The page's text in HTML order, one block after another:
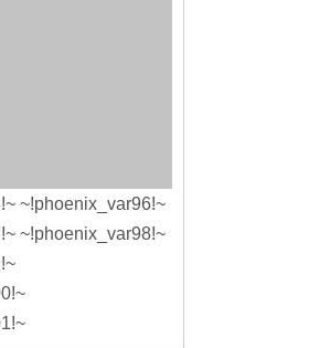
~!phoenix_var96!~
~!phoenix_var98!~